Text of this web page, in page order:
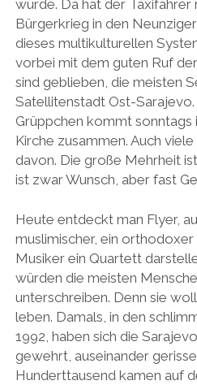
wurde. Da hat der
Bürgerkrieg in den
dieses multikulturellen
vorbei mit dem guten Ruf
sind geblieben, die meisten
Satellitenstadt Ost-
Grüppchen kommt
Kirche zusammen. Auch
davon. Die große Mehrheit
ist zwar Wunsch, aber fast
Heute entdeckt man Flyer,
muslimischer, ein
Musiker ein Quartett
würden die meisten
unterschreiben. Denn sie
leben. Damals, in den
1992, haben sich die
gewehrt, auseinander
Hunderttausend kamen auf